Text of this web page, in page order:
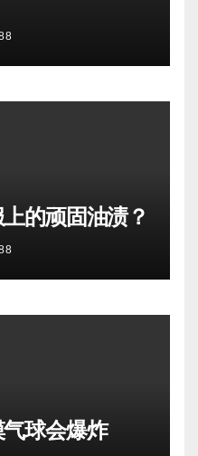
的顽固油渍？
球会爆炸